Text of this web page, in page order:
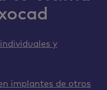
y
implantes de otros